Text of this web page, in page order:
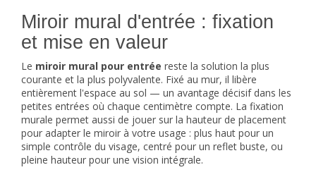
Miroir mural d'entrée : fixation
et mise en valeur
Le miroir mural pour entrée reste la solution la plus
courante et la plus polyvalente. Fixé au mur, il libère
entièrement l'espace au sol — un avantage décisif dans les
petites entrées où chaque centimètre compte. La fixation
murale permet aussi de jouer sur la hauteur de placement
pour adapter le miroir à votre usage : plus haut pour un
simple contrôle du visage, centré pour un reflet buste, ou
pleine hauteur pour une vision intégrale.